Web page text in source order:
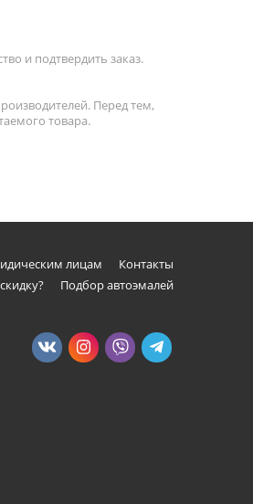
и подтвердить заказ.
Перед тем,
товара.
лицам
Контакты
Подбор автоэмалей